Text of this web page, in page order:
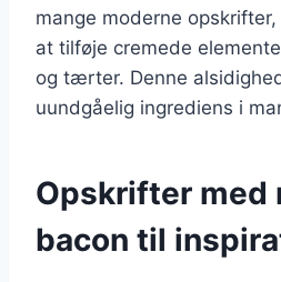
mange moderne
at tilføje cremede
og tærter. Denne
uundgåelig ingrediens i
Opskrifter med
bacon til